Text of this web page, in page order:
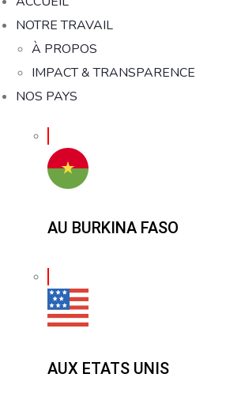
NOTRE TRAVAIL
À PROPOS
IMPACT & TRANSPARENCE
NOS PAYS
AU BURKINA FASO
AUX ETATS UNIS